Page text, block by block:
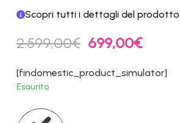
Scopri tutti i dettagli del prodotto
2.599,00€ Il
prezzo
originale
era:
699,00€Il
attuale
è:
[findomestic_product_simulator]
Esaurito